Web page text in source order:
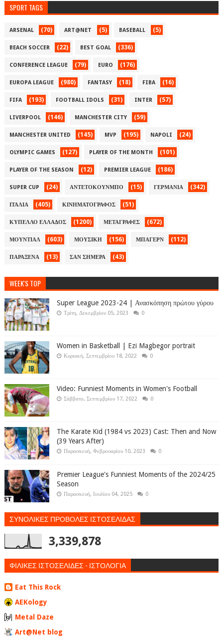
SPORT TAGS
ARSENAL (70) ART@NET (5) BASEBALL (5)
BEACH SOCCER (22) BEST GOAL (336)
CONFERENCE LEAGUE (79) EURO (176)
EUROPA LEAGUE (980) FANTASY (18) FIBA (16)
FIFA (193) FOOTBALL IDOLS (31) INTER (57)
LIVERPOOL (146) MANCHESTER CITY (59)
MANCHESTER UNITED (145) MVP (195) NAPOLI (24)
OLYMPIC GAMES (127) PLAYER OF THE MONTH (101)
PLAYER OF THE SEASON (12) PREMIER LEAGUE (186)
SUPER CUP (24) ΑΝΤΕΤΟΚΟΥΝΜΠΟ (15) ΓΕΡΜΑΝΙΑ (342)
ΙΤΑΛΙΑ (405) ΚΙΝΗΜΑΤΟΓΡΑΦΟΣ (51)
ΚΥΠΕΛΛΟ ΕΛΛΑΔΟΣ (1200) ΜΕΤΑΓΡΑΦΕΣ (672)
ΜΟΥΝΤΙΑΛ (603) ΜΟΥΣΙΚΗ (156) ΜΠΑΓΕΡΝ (112)
ΠΑΡΑΞΕΝΑ (13) ΣΑΝ ΣΗΜΕΡΑ (43)
WEEK'S TOP
Super League 2023-24 | Ανασκόπηση πρώτου γύρου
Τρίτη, Δεκεμβρίου 05, 2023 0
Women in Basketball | Ezi Magbegor portrait
Κυριακή, Σεπτεμβρίου 18, 2022 0
Video: Funniest Moments in Women's Football
Σάββατο, Σεπτεμβρίου 17, 2022 0
The Karate Kid (1984 vs 2023) Cast: Then and Now
(39 Years After)
Παρασκευή, Φεβρουαρίου 10, 2023 0
Premier League's Funniest Moments of the 2024/25
Season
Παρασκευή, Ιουλίου 04, 2025 0
ΣΥΝΟΛΙΚΕΣ ΠΡΟΒΟΛΕΣ ΙΣΤΟΣΕΛΙΔΑΣ
3,339,878
ΦΙΛΙΚΕΣ ΙΣΤΟΣΕΛΙΔΕΣ - ΙΣΤΟΛΟΓΙΑ
Eat This Rock
AEKology
Metal Daze
Art@Net blog